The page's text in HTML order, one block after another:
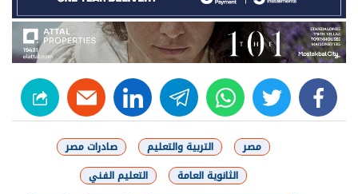
facebook
twitter
whats
telegram
linkedin
مصر التربية والتعليم
صادرات مصر
الثانوية العامة
التعليم الفني